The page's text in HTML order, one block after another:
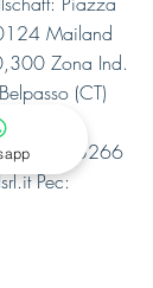
Mailand
Zona Ind.
(CT)
02-67165266
Pec: